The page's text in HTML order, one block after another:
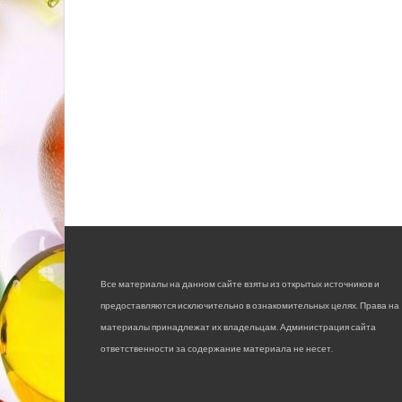
Все материалы на данном сайте взяты из открытых источников и
предоставляются исключительно в ознакомительных целях. Права на
материалы принадлежат их владельцам. Администрация сайта
ответственности за содержание материала не несет.